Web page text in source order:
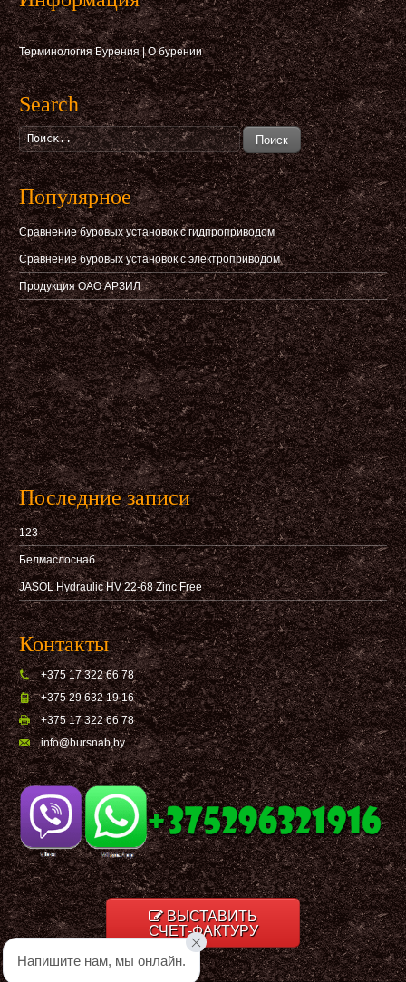
Терминология Бурения|О бурении
Search
Поиск
Популярное
Сравнение буровых установок с гидпроприводом
Сравнение буровых установок с электроприводом
Продукция ОАО АРЗИЛ
Последние записи
123
Белмаслоснаб
JASOL Hydraulic HV 22-68 Zinc Free
Контакты
+375 17 322 66 78
+375 29 632 19 16
+375 17 322 66 78
info@bursnab,by
ВЫСТАВИТЬ
СЧЕТ-ФАКТУРУ
Напишите нам, мы онлайн.